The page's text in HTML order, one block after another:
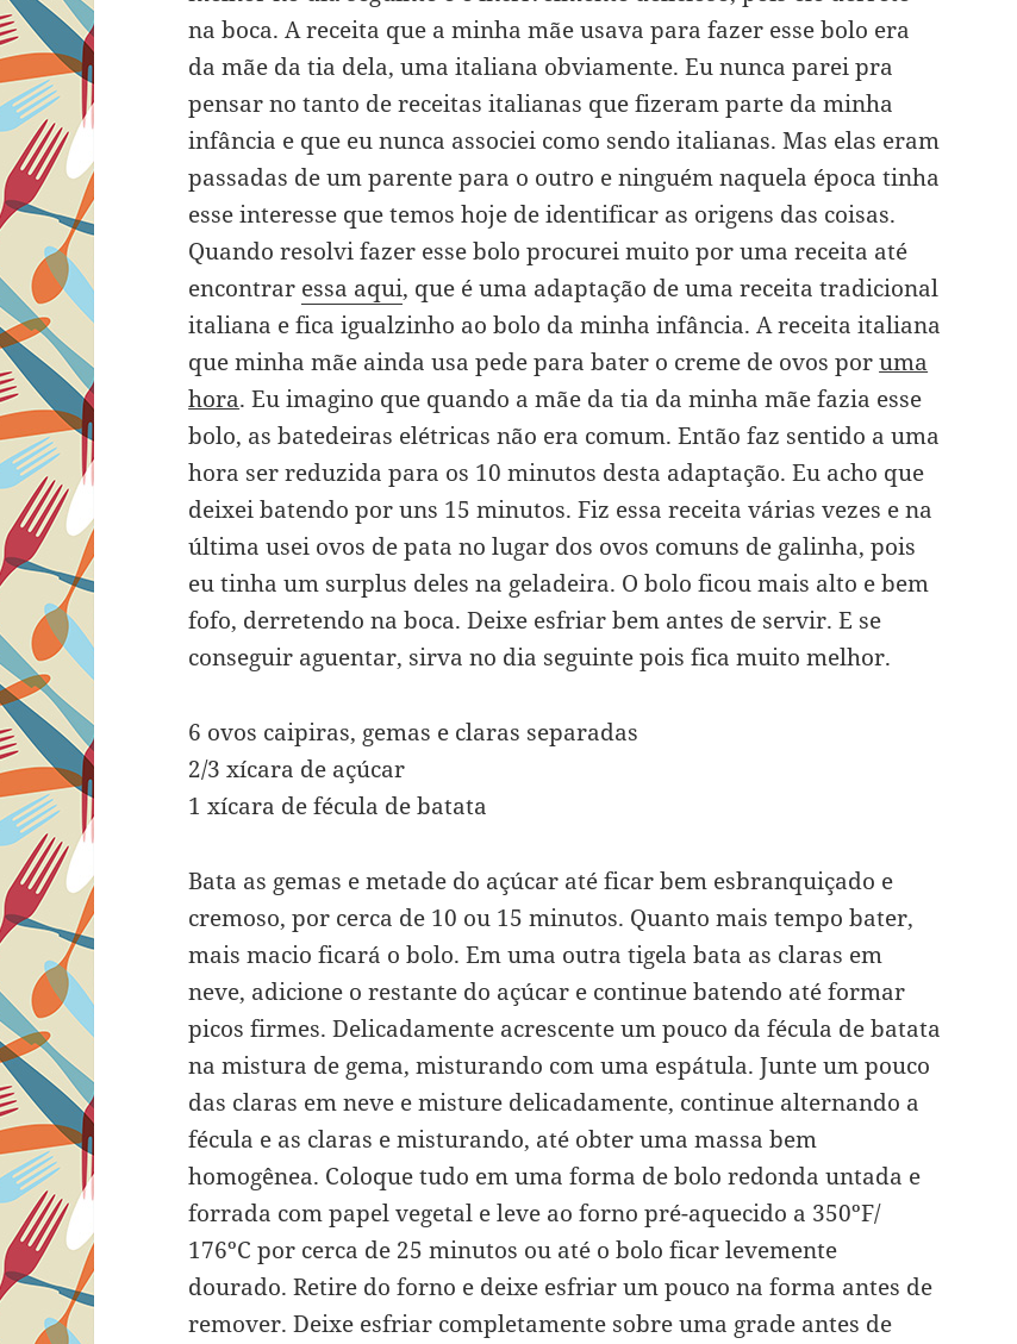
na boca. A receita que a minha mãe usava para fazer esse bolo era
da mãe da tia dela, uma italiana obviamente. Eu nunca parei pra
pensar no tanto de receitas italianas que fizeram parte da minha
infância e que eu nunca associei como sendo italianas. Mas elas eram
passadas de um parente para o outro e ninguém naquela época tinha
esse interesse que temos hoje de identificar as origens das coisas.
Quando resolvi fazer esse bolo procurei muito por uma receita até
encontrar essa aqui, que é uma adaptação de uma receita tradicional
italiana e fica igualzinho ao bolo da minha infância. A receita italiana
que minha mãe ainda usa pede para bater o creme de ovos poruma
hora. Eu imagino que quando a mãe da tia da minha mãe fazia esse
bolo, as batedeiras elétricas não era comum. Então faz sentido a uma
hora ser reduzida para os 10 minutos desta adaptação. Eu acho que
deixei batendo por uns 15 minutos. Fiz essa receita várias vezes e na
última usei ovos de pata no lugar dos ovos comuns de galinha, pois
eu tinha um surplus deles na geladeira. O bolo ficou mais alto e bem
fofo, derretendo na boca. Deixe esfriar bem antes de servir. E se
conseguir aguentar, sirva no dia seguinte pois fica muito melhor.
6 ovos caipiras, gemas e claras separadas
2/3 xícara de açúcar
1 xícara de fécula de batata
Bata as gemas e metade do açúcar até ficar bem esbranquiçado e
cremoso, por cerca de 10 ou 15 minutos. Quanto mais tempo bater,
mais macio ficará o bolo. Em uma outra tigela bata as claras em
neve, adicione o restante do açúcar e continue batendo até formar
picos firmes. Delicadamente acrescente um pouco da fécula de batata
na mistura de gema, misturando com uma espátula. Junte um pouco
das claras em neve e misture delicadamente, continue alternando a
fécula e as claras e misturando, até obter uma massa bem
homogênea. Coloque tudo em uma forma de bolo redonda untada e
forrada com papel vegetal e leve ao forno pré-aquecido a 350ºF/
176ºC por cerca de 25 minutos ou até o bolo ficar levemente
dourado. Retire do forno e deixe esfriar um pouco na forma antes de
remover. Deixe esfriar completamente sobre uma grade antes de